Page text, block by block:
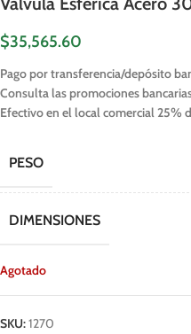
$35,565.60
Pago por transferencia/depósito
Consulta las promociones
Efectivo en el local comercial 25%
PESO
DIMENSIONES
Agotado
SKU:1270